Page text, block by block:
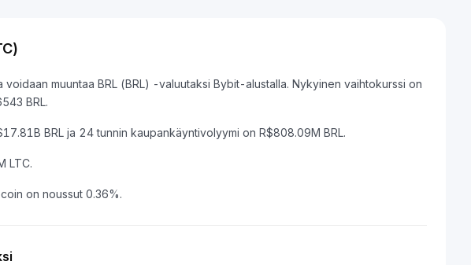
muuntaa BRL (BRL) -valuutaksi Bybit-alustalla. Nykyinen vaihtokurssi on
BRL.
BRL ja 24 tunnin kaupankäyntivolyymi on R$808.09M BRL.
LTC.
on noussut 0.36%.